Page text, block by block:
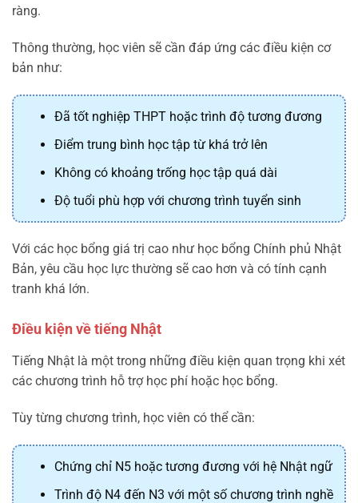
ràng.
Thông thường, học viên sẽ cần đáp ứng các điều kiện cơ
bản như:
Đã tốt nghiệp THPT hoặc trình độ tương đương
Điểm trung bình học tập từ khá trở lên
Không có khoảng trống học tập quá dài
Độ tuổi phù hợp với chương trình tuyển sinh
Với các học bổng giá trị cao như học bổng Chính phủ Nhật
Bản, yêu cầu học lực thường sẽ cao hơn và có tính cạnh
tranh khá lớn.
Điều kiện về tiếng Nhật
Tiếng Nhật là một trong những điều kiện quan trọng khi xét
các chương trình hỗ trợ học phí hoặc học bổng.
Tùy từng chương trình, học viên có thể cần:
Chứng chỉ N5 hoặc tương đương với hệ Nhật ngữ
Trình độ N4 đến N3 với một số chương trình nghề